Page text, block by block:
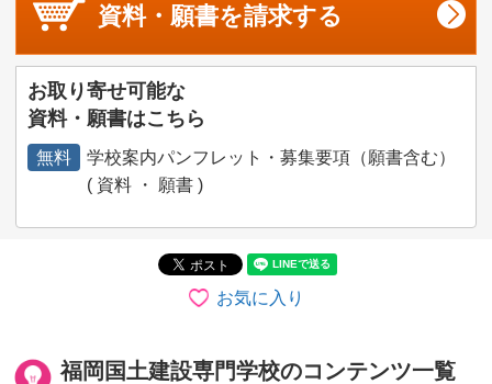
資料・願書を請求する
お取り寄せ可能な
資料・願書はこちら
無料
学校案内パンフレット・募集要項（願書含む）
( 資料 ・ 願書 )
お気に入り
福岡国土建設専門学校のコンテンツ一覧